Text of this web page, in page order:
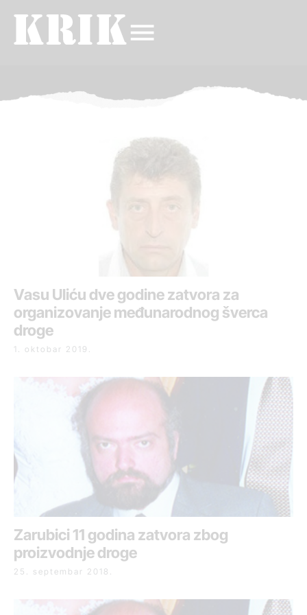
Vasu Uliću dve godine zatvora za
organizovanje međunarodnog šverca
droge
1. oktobar 2019.
Zarubici 11 godina zatvora zbog
proizvodnje droge
25. septembar 2018.